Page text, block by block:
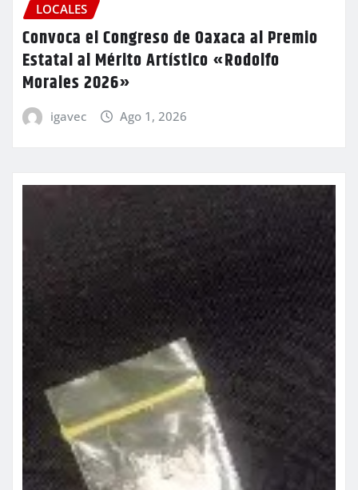
LOCALES
Convoca el Congreso de Oaxaca al Premio
Estatal al Mérito Artístico «Rodolfo
Morales 2026»
igavec Ago 1, 2026